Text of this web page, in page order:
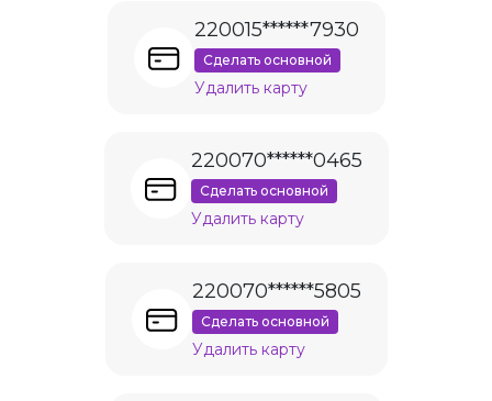
220015******7930
Сделать основной
Удалить карту
220070******0465
Сделать основной
Удалить карту
220070******5805
Сделать основной
Удалить карту